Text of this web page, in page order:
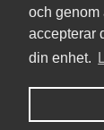
och genom
accepterar
din enhet.